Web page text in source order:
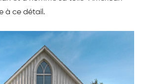
à ce détail.